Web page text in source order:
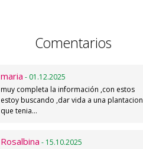
Comentarios
maria - 01.12.2025
muy completa la información ,con estos
estoy buscando ,dar vida a una plantacion
que tenia…
Rosalbina - 15.10.2025